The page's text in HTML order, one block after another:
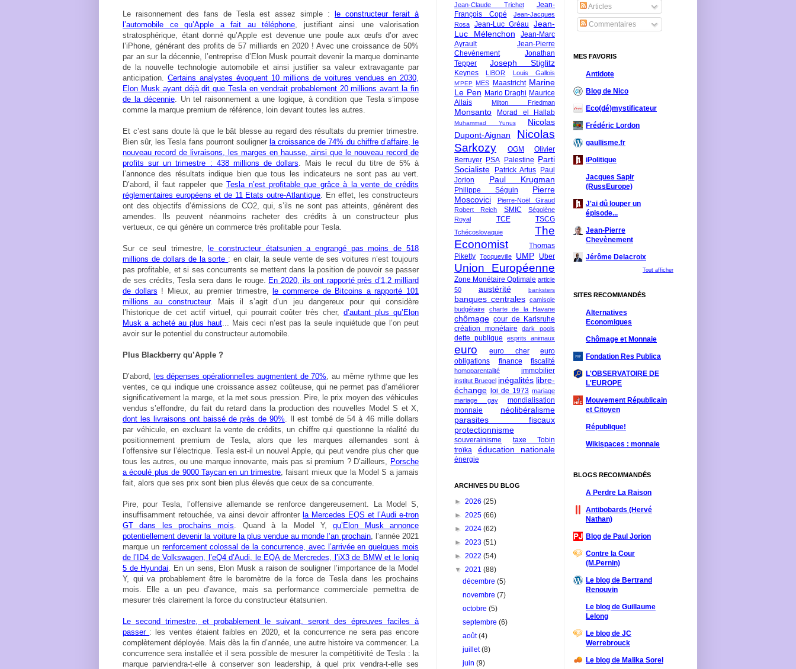
Le raisonnement des fans de Tesla est assez simple : le constructeur ferait à
l’automobile ce qu’Apple a fait au téléphone , justifiant ainsi une valorisation
stratosphérique, étant donné qu’Apple est devenue une poule aux œufs d’or avec
l’iPhone, générant des profits de 57 milliards en 2020 ! Avec une croissance de 50%
par an sur la décennie, l’entreprise d’Elon Musk pourrait devenir la marque dominante
de la nouvelle technologie automobile et ainsi justifier sa valeur extravagante par
anticipation. Certains analystes évoquent 10 millions de voitures vendues en 2030,
Elon Musk ayant déjà dit que Tesla en vendrait probablement 20 millions avant la fin
de la décennie. Un tel raisonnement a une logique, à condition que Tesla s’impose
comme la marque premium de référence, loin devant toutes les autres.
Et c’est sans doute là que le bât blesse au regard des résultats du premier trimestre.
Bien sûr, les Tesla fans pourront souligner la croissance de 74% du chiffre d’affaire, le
nouveau record de livraisons, les marges en hausse, ainsi que le nouveau record de
profits sur un trimestre : 438 millions de dollars . Mais le recul du titre de 5% à
l’annonce des résultats indique bien que tous les indicateurs ne sont pas au vert.
D’abord, il faut rappeler queTesla n’est profitable que grâce à la vente de crédits
réglementaires européens et de 11 Etats outre-Atlantique . En effet, les constructeurs
ont des objectifs d’émissions de CO2, qui, s’ils ne sont pas atteints, génèrent des
amendes. Ils peuvent néanmoins racheter des crédits à un constructeur plus
vertueux, ce qui génère un commerce très profitable pour Tesla.
Sur ce seul trimestre,le constructeur étatsunien a engrangé pas moins de 518
millions de dollars de la sorte : en clair, la seule vente de ses voitures n’est toujours
pas profitable, et si ses concurrents se mettent dans la position de pouvoir se passer
de ses crédits, Tesla sera dans le rouge. En 2020, ils ont rapporté près d’1,2 milliard
de dollars ! Mieux, au premier trimestre,le commerce de Bitcoins a rapporté 101
millions au constructeur. Mais il s’agit d’un jeu dangereux pour qui considère
l’historique de cet actif virtuel, qui pourrait coûter très cher,d’autant plus qu’Elon
Musk a acheté au plus haut... Mais ceci n’est pas la seule inquiétude que l’on peut
avoir sur le potentiel du constructeur automobile.
Plus Blackberry qu’Apple ?
D’abord, les dépenses opérationnelles augmentent de 70% , au même rythme que les
ventes, ce qui indique une croissance assez coûteuse, qui ne permet pas d’améliorer
significativement la marge, et la met sous pression. Pire, le prix moyen des véhicules
vendus s’effondre, du fait du retard dans la production des nouvelles Model S et X,
dont les livraisons ont baissé de près de 90% . Il est tombé de 54 à 46 mille dollars
par véhicule, en excluant la vente de crédits, un chiffre qui questionne la réalité du
positionnement premium de Tesla, alors que les marques allemandes sont à
l’offensive sur l’électrique. Tesla est-il un nouvel Apple, qui peut vendre plus cher que
tous les autres, ou une marque innovante, mais pas si premium ? D’ailleurs, Porsche
a écoulé plus de 9000 Taycan en un trimestre , faisant mieux que la Model S a jamais
fait, alors que ses prix sont bien plus élevés que ceux de sa concurrente.
Pire, pour Tesla, l’offensive allemande se renforce dangereusement. La Model S,
insuffisamment retouchée, va ainsi devoir affronter la Mercedes EQS et l’Audi e-tron
GT dans les prochains mois . Quand à la Model Y,qu’Elon Musk annonce
potentiellement devenir la voiture la plus vendue au monde l’an prochain, l’année 2021
marque un renforcement colossal de la concurrence, avec l’arrivée en quelques mois
de l’ID4 de Volkswagen, l’eQ4 d’Audi, le EQA de Mercredes, l’iX3 de BMW et le Ioniq
5 de Hyundai . En un sens, Elon Musk a raison de souligner l’importance de la Model
Y, qui va probablement être le baromètre de la force de Tesla dans les prochains
mois. Elle a un peu d’avance, mais sa performance commerciale permettra de
mesurer très clairement la force du constructeur étatsunien.
Le second trimestre, et probablement le suivant, seront des épreuves faciles à
passer : les ventes étaient faibles en 2020, et la concurrence ne sera pas encore
complètement déployée. Mais dès la fin d’année, une autre histoire va commencer. La
concurrence sera installée et il sera possible de mesurer la compétitivité de Tesla : la
marque parviendra-t-elle à conserver son leadership, à quel prix vendra-t-elle ses
Jean-Claude Trichet
Jean-
François Copé
Jean-Jacques
Rosa
Jean-Luc Gréau
Jean-
Luc Mélenchon
Jean-Marc
Ayrault
Jean-Pierre
Chevènement
Jonathan
Tepper
Joseph Stiglitz
Keynes LIBOR Louis Gallois
M'PEP MES Maastricht Marine
Le Pen Mario Draghi Maurice
Allais
Milton Friedman
Monsanto Morad el Hallab
Muhammad Yunus
Nicolas
Dupont-Aignan
Nicolas
Sarkozy
OGM
Olivier
Berruyer PSA Palestine Parti
Socialiste
Patrick Artus
Paul
Jorion
Paul Krugman
Philippe Séguin
Pierre
Moscovici
Pierre-Noël Giraud
Robert Reich
SMIC
Ségolène
Royal
TCE TSCG
Tchécoslovaquie
The
Economist
Thomas
Piketty Tocqueville UMP Uber
Union Européenne
Zone Monétaire Optimale article
50
austérité banksters
banques centrales camisole
budgétaire
charte de la Havane
chômage cour de Karlsruhe
création monétaire
dark pools
dette publique esprits animaux
euro euro cher
euro
obligations
finance fiscalité
homoparentalité immobilier
institut Bruegel inégalités libre-
échange
loi de 1973 mariage
mariage gay
mondialisation
monnaie
néolibéralisme
parasites fiscaux
protectionnisme
souverainisme
taxe Tobin
troïka
éducation nationale
énergie
ARCHIVES DU BLOG
► 2026 (25)
► 2025 (66)
► 2024 (62)
► 2023 (51)
► 2022 (54)
▼ 2021 (88)
décembre(5)
novembre(7)
octobre(5)
septembre(6)
août(4)
juillet(8)
juin(9)
Articles
Commentaires
MES FAVORIS
Antidote
Blog de Nico
Eco(dé)mystificateur
Frédéric Lordon
gaullisme.fr
iPolitique
Jacques Sapir
(RussEurope)
J'ai dû louper un
épisode...
Jean-Pierre
Chevènement
Jérôme Delacroix
Tout afficher
SITES RECOMMANDÉS
Alternatives
Economiques
Chômage et Monnaie
Fondation Res Publica
L'OBSERVATOIRE DE
L'EUROPE
Mouvement Républicain
et Citoyen
République!
Wikispaces : monnaie
BLOGS RECOMMANDÉS
A Perdre La Raison
Antibobards (Hervé
Nathan)
Blog de Paul Jorion
Contre la Cour
(M.Pernin)
Le blog de Bertrand
Renouvin
Le blog de Guillaume
Lelong
Le blog de JC
Werrebrouck
Le blog de Malika Sorel